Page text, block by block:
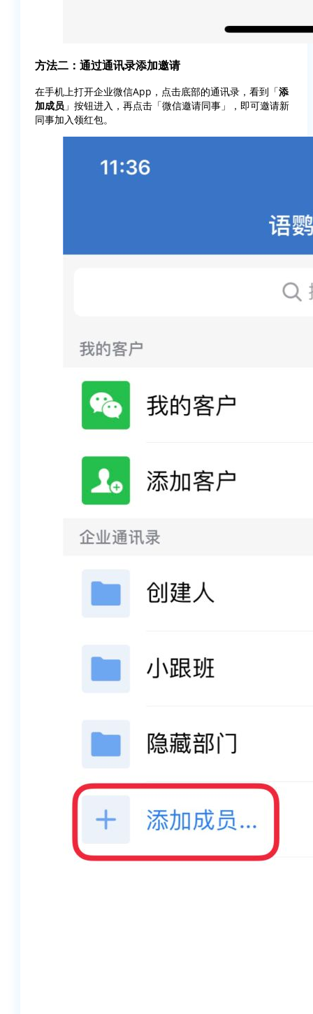
方法二：通过通讯录添加邀请
在手机上打开企业微信App，点击底部的通讯录，看到「添
加成员 」按钮进入，再点击「微信邀请同事」，即可邀请新
同事加入领红包。